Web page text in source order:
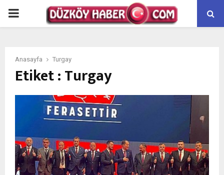
PRIMARY
Anasayfa Turgay
Etiket : Turgay